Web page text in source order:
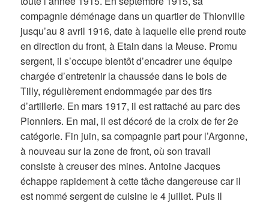
compagnie déménage dans un quartier de Thionville
jusqu’au 8 avril 1916, date à laquelle elle prend route
en direction du front, à Etain dans la Meuse. Promu
sergent, il s’occupe bientôt d’encadrer une équipe
chargée d’entretenir la chaussée dans le bois de
Tilly, régulièrement endommagée par des tirs
d’artillerie. En mars 1917, il est rattaché au parc des
Pionniers. En mai, il est décoré de la croix de fer 2e
catégorie. Fin juin, sa compagnie part pour l’Argonne,
à nouveau sur la zone de front, où son travail
consiste à creuser des mines. Antoine Jacques
échappe rapidement à cette tâche dangereuse car il
est nommé sergent de cuisine le 4 juillet. Puis il